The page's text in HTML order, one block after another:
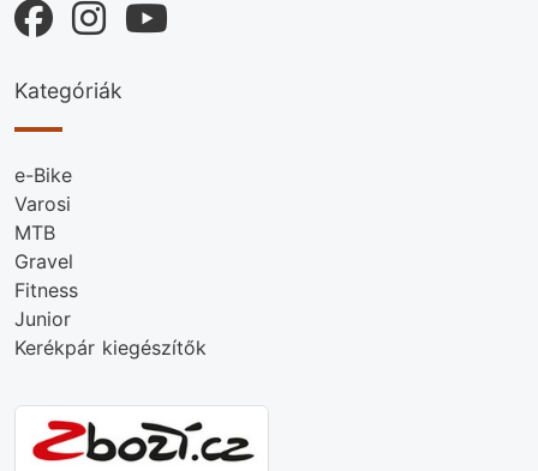
Kategóriák
e-Bike
Varosi
MTB
Gravel
Fitness
Junior
Kerékpár kiegészítők